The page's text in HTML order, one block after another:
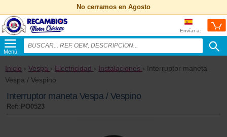
No cerramos en Agosto
Envíar a:
Menú
Inicio › Vespa › Electricidad › Instalaciones › Interruptor maneta
Vespa / Vespino
Interruptor maneta Vespa / Vespino
Ref: PO0523